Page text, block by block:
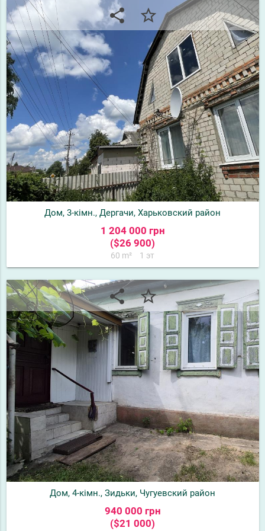
share star_border
Дом, 3-кімн., Дергачи, Харьковский район
1 204 000 грн
($26 900)
60 m² 1 эт
share star_border
Дом, 4-кімн., Зидьки, Чугуевский район
940 000 грн
($21 000)